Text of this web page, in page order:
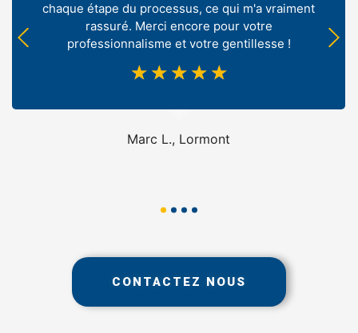
Marc L., Lormont
chaque étape du processus, ce qui m'a vraiment
rassuré. Merci encore pour votre
professionnalisme et votre gentillesse !
☆ ☆ ☆ ☆ ☆
CONTACTEZ NOUS